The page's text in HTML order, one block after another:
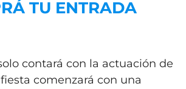
TU ENTRADA
contará con la actuación de
comenzará con una